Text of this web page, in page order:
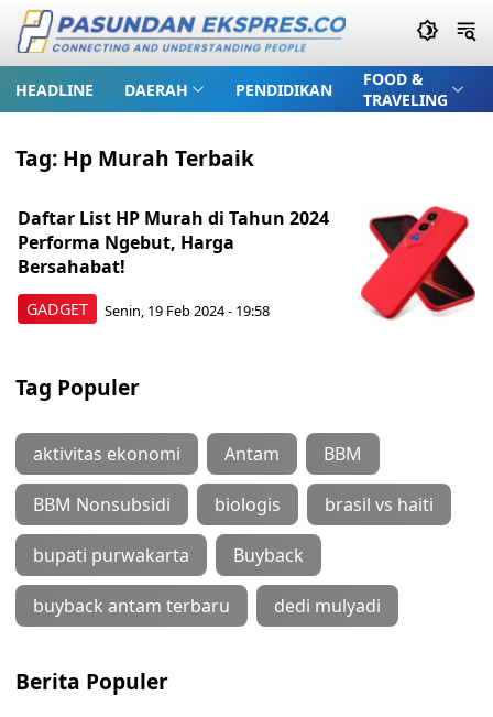
HEADLINE DAERAH PENDIDIKAN
FOOD &
TRAVELING
Tag: Hp Murah Terbaik
GADGET
Daftar List HP Murah di Tahun 2024
Performa Ngebut, Harga
Bersahabat!
Senin, 19 Feb 2024 - 19:58
Tag Populer
aktivitas ekonomi Antam BBM
BBM Nonsubsidi biologis brasil vs haiti
bupati purwakarta Buyback
buyback antam terbaru dedi mulyadi
Berita Populer